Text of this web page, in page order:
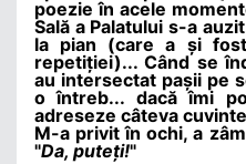
poezie în acele
Sală a Palatului s-a
la pian (care a și
repetiției)... Când se
au intersectat pașii pe
o întreb... dacă îmi
adreseze câteva
M-a privit în ochi, a
"Da, puteți!"